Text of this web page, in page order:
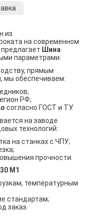
из
на современном
Шина
параметрами.
прямым
мы обеспечиваем:
РФ;
согласно ГОСТ и ТУ.
на заводе
технологий:
на станках с ЧПУ;
прочности.
М1
температурным
стандартам;
заказ.